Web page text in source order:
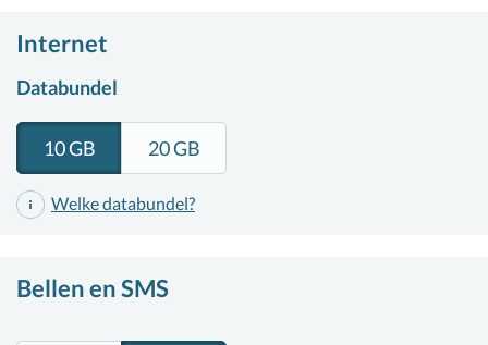
Internet
Databundel
10 GB 20 GB
Welke databundel?
Bellen en SMS